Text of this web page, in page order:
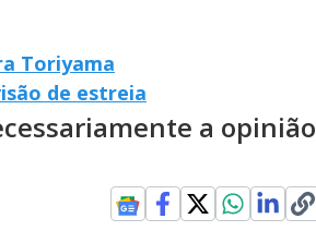
Toriyama
de estreia
a opinião